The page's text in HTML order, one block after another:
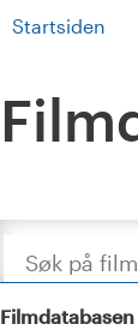
Startsiden
Søk